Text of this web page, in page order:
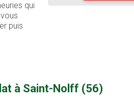
qui
puis
à Saint-Nolff (56)